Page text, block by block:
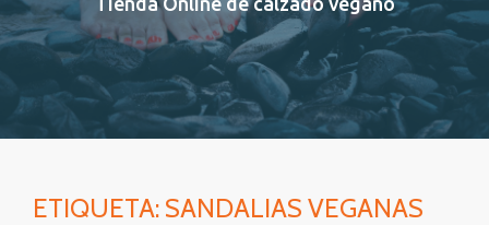
ETIQUETA: SANDALIAS VEGANAS